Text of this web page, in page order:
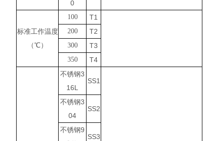
0
标准工作温度
（℃）
100 T1
200 T2
300 T3
350 T4
不锈钢3
16L
SS1
不锈钢3
04
SS2
不锈钢9
SS3